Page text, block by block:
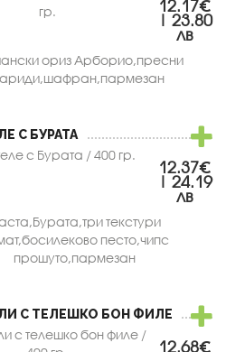
гр.
12.17€
| 23.80
лв
ориз Арборио,пресни
С БУРАТА
с Бурата / 400 гр.
12.37€
| 24.19
лв
текстури
песто,чипс
прошуто,пармезан
С ТЕЛЕШКО БОН ФИЛЕ
с телешко бон филе /
12.68€